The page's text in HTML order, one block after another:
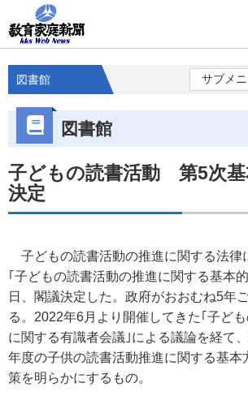
図書館
図書館
子どもの読書活動 第5次基
決定
子どもの読書活動の推進に関する法律
｢子どもの読書活動の推進に関する基本
日、閣議決定した。政府がおおむね5年
る。2022年6月より開催してきた｢子ど
に関する有識者会議｣による議論を経て
年度の子供の読書活動推進に関する基本
策を明らかにするもの。